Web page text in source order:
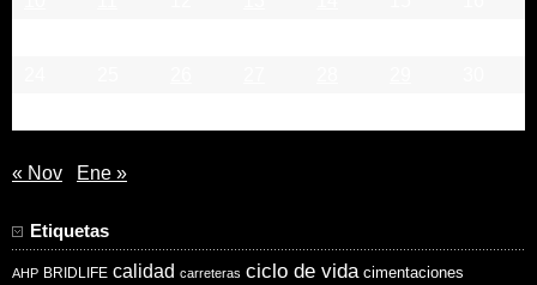
« Nov Ene »
Etiquetas
AHP BRIDLIFE calidad carreteras ciclo de vida cimentaciones